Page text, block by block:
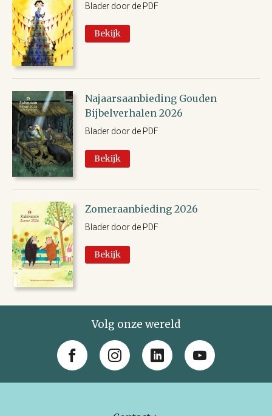
Blader door de PDF
Bekijk
Najaarsaanbieding Gouden
Bijbelverhalen 2026
Blader door de PDF
Bekijk
Zomeraanbieding 2026
Blader door de PDF
Bekijk
Volg onze wereld